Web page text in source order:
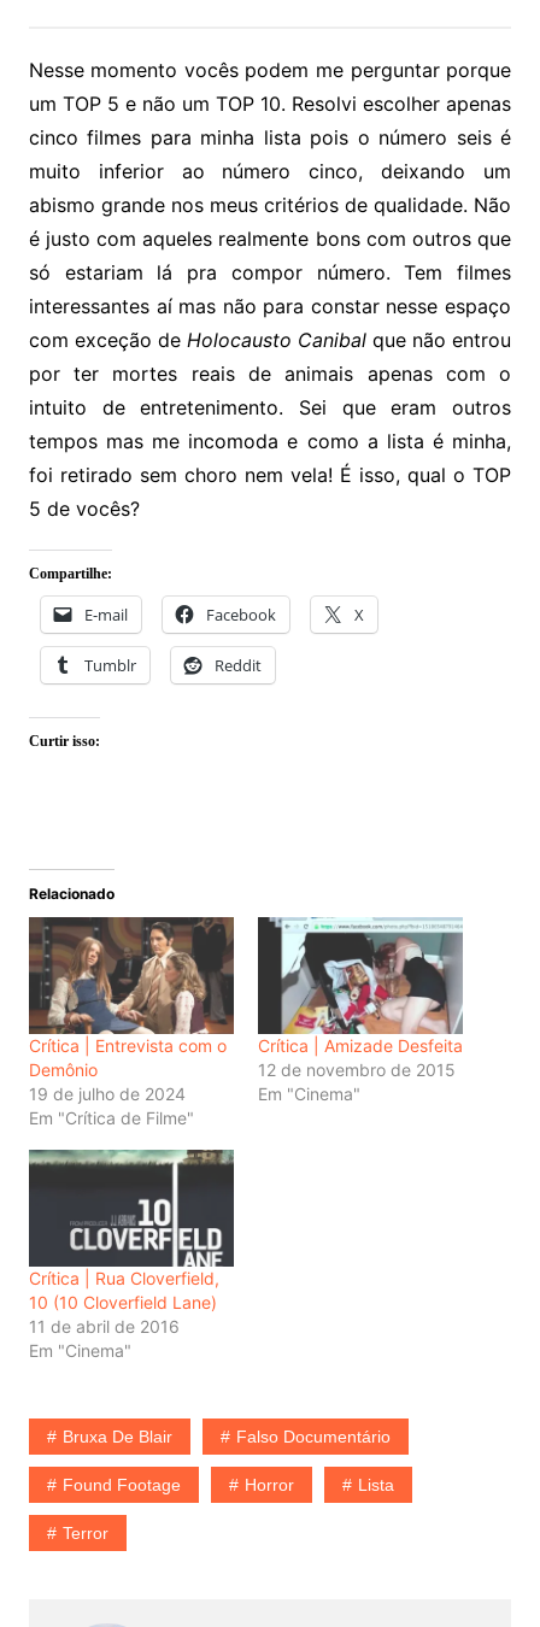
Nesse momento vocês podem me perguntar porque
um TOP 5 e não um TOP 10. Resolvi escolher apenas
cinco filmes para minha lista pois o número seis é
muito inferior ao número cinco, deixando um
abismo grande nos meus critérios de qualidade. Não
é justo com aqueles realmente bons com outros que
só estariam lá pra compor número. Tem filmes
interessantes aí mas não para constar nesse espaço
com exceção de Holocausto Canibal que não entrou
por ter mortes reais de animais apenas com o
intuito de entretenimento. Sei que eram outros
tempos mas me incomoda e como a lista é minha,
foi retirado sem choro nem vela! É isso, qual o TOP
5 de vocês?
Compartilhe:
E-mail Facebook X
Tumblr Reddit
Curtir isso:
Relacionado
Crítica | Entrevista com o
Demônio
19 de julho de 2024
Em "Crítica de Filme"
Crítica | Amizade Desfeita
12 de novembro de 2015
Em "Cinema"
Crítica | Rua Cloverfield,
10 (10 Cloverfield Lane)
11 de abril de 2016
Em "Cinema"
Bruxa De Blair Falso Documentário
Found Footage Horror Lista
Terror